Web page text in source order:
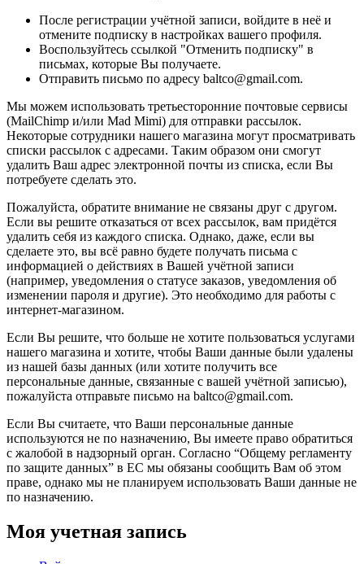
После регистрации учётной записи, войдите в неё и
отмените подписку в настройках вашего профиля.
Воспользуйтесь ссылкой "Отменить подписку" в
письмах, которые Вы получаете.
Отправить письмо по адресу baltco@gmail.com.
Мы можем использовать третьесторонние почтовые сервисы
(MailChimp и/или Mad Mimi) для отправки рассылок.
Некоторые сотрудники нашего магазина могут просматривать
списки рассылок с адресами. Таким образом они смогут
удалить Ваш адрес электронной почты из списка, если Вы
потребуете сделать это.
Пожалуйста, обратите внимание не связаны друг с другом.
Если вы решите отказаться от всех рассылок, вам придётся
удалить себя из каждого списка. Однако, даже, если вы
сделаете это, вы всё равно будете получать письма с
информацией о действиях в Вашей учётной записи
(например, уведомления о статусе заказов, уведомления об
изменении пароля и другие). Это необходимо для работы с
интернет-магазином.
Если Вы решите, что больше не хотите пользоваться услугами
нашего магазина и хотите, чтобы Ваши данные были удалены
из нашей базы данных (или хотите получить все
персональные данные, связанные с вашей учётной записью),
пожалуйста отправьте письмо на baltco@gmail.com.
Если Вы считаете, что Ваши персональные данные
используются не по назначению, Вы имеете право обратиться
с жалобой в надзорный орган. Согласно “Общему регламенту
по защите данных” в ЕС мы обязаны сообщить Вам об этом
праве, однако мы не планируем использовать Ваши данные не
по назначению.
Моя учетная запись